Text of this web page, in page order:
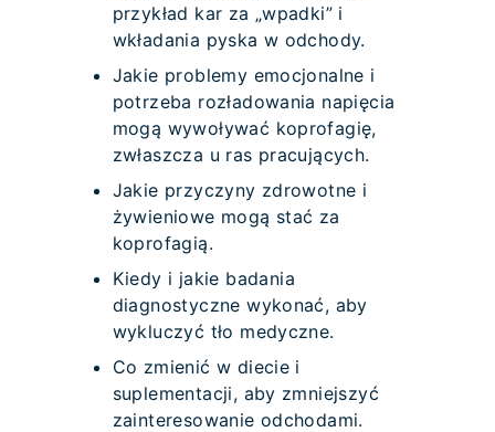
przykład kar za „wpadki” i
wkładania pyska w odchody.
Jakie problemy emocjonalne i
potrzeba rozładowania napięcia
mogą wywoływać koprofagię,
zwłaszcza u ras pracujących.
Jakie przyczyny zdrowotne i
żywieniowe mogą stać za
koprofagią.
Kiedy i jakie badania
diagnostyczne wykonać, aby
wykluczyć tło medyczne.
Co zmienić w diecie i
suplementacji, aby zmniejszyć
zainteresowanie odchodami.